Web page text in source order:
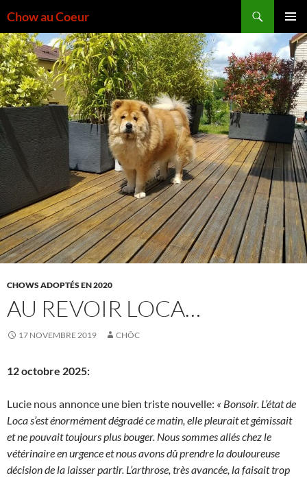
au
contenu
Chow au Coeur
MENU
CHOWS ADOPTÉS EN 2020
AU REVOIR LOCA…
17 NOVEMBRE 2019 CHÔC
12 octobre 2025:
Lucie nous annonce une bien triste nouvelle: « Bonsoir. L’état de
Loca s’est énormément dégradé ce matin, elle pleurait et gémissait
et ne pouvait toujours plus bouger. Nous sommes allés chez le
vétérinaire en urgence et nous avons dû prendre la douloureuse
décision de la laisser partir. L’arthrose, très avancée, la faisait trop